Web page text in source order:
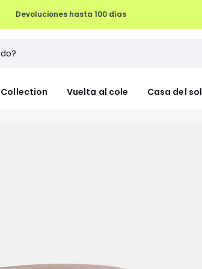
Devoluciones hasta 100 días
Collection Vuelta al cole Casa del sol